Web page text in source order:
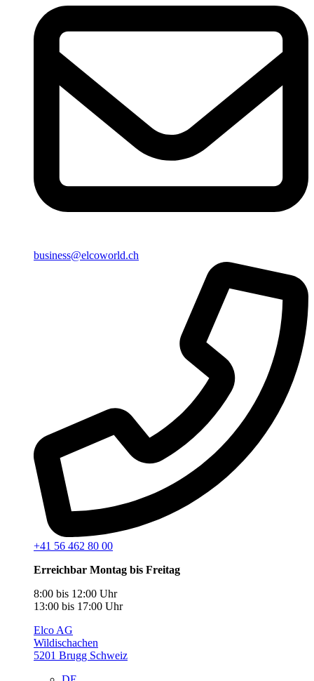
business@elcoworld.ch
+41 56 462 80 00
Erreichbar Montag bis Freitag
8:00 bis 12:00 Uhr
13:00 bis 17:00 Uhr
Elco AG
Wildischachen
5201 Brugg Schweiz